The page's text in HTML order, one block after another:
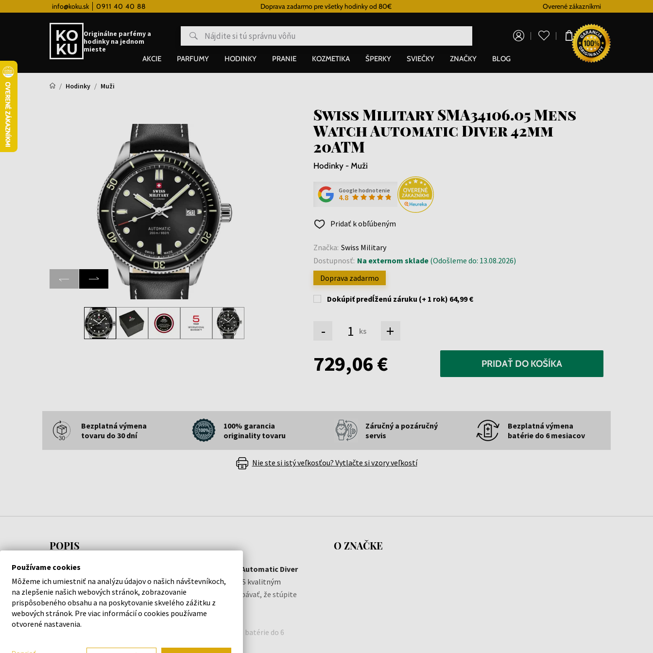
info@koku.sk 0911 40 40 88Vernostný systém Doprava zadarmo pre všetky hodinky od 80€ Overené zákazníkmi
Originálne parfémy a
hodinky na jednom
mieste
0,00 €
AKCIE PARFUMY HODINKY PRANIE KOZMETIKA ŠPERKY SVIEČKY ZNAČKY BLOG
Hodinky Muži
Swiss Military SMA34106.05 Mens
Watch Automatic Diver 42mm
20ATM
Hodinky - Muži
Google hodnotenie
4.8
Pridať k obľúbeným
Značka: Swiss Military
Dostupnosť: Na externom sklade(Odošleme do: 13.08.2026)
Doprava zadarmo
Dokúpiť predĺženú záruku (+ 1 rok) 64,99 €
- ks +
729,06 € PRIDAŤ DO KOŠÍKA
Bezplatná výmena
tovaru do 30 dní
100% garancia
originality tovaru
Záručný a pozáručný
servis
Bezplatná výmena
batérie do 6 mesiacov
Nie ste si istý veľkosťou? Vytlačte si vzory veľkostí
POPIS
Pánske hodinky
Swiss Military SMA34106.05 Mens Watch Automatic Diver
42mm 20ATMvám pridajú na elegancii a podporia váš štýl. S kvalitným
spracovaním z dielne značkySwiss Military
sa nemusíte obávať, že stúpite
vedľa.
Garantujeme 100 % originalitu tovaru a bezplatnú výmenu batérie do 6
O ZNAČKE
Používame cookies
Môžeme ich umiestniť na analýzu údajov o našich návštevníkoch,
na zlepšenie našich webových stránok, zobrazovanie
prispôsobeného obsahu a na poskytovanie skvelého zážitku z
webových stránok. Pre viac informácií o cookies používame
otvorené nastavenia.